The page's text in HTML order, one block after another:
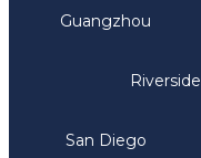
Guangzhou
Riverside
San Diego